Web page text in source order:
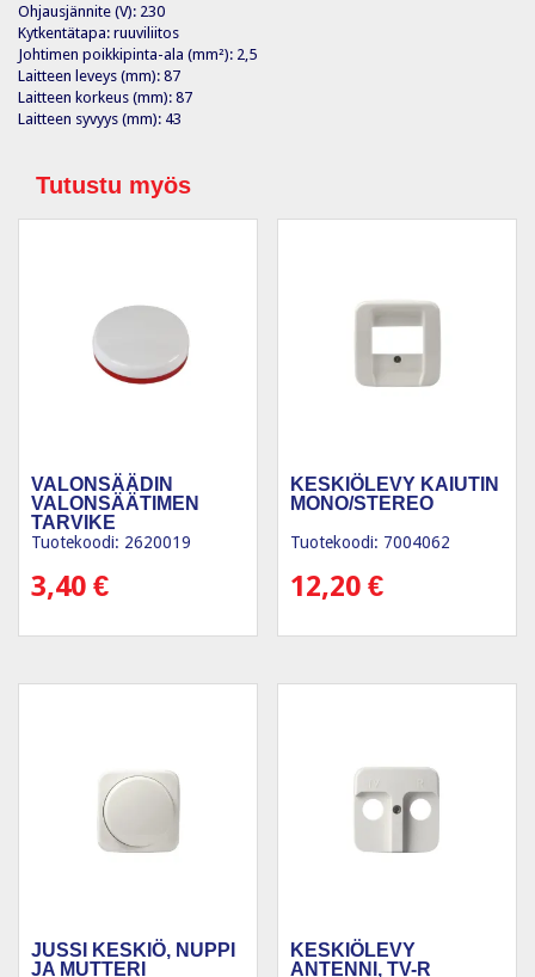
Ohjausjännite (V): 230
Kytkentätapa: ruuviliitos
Johtimen poikkipinta-ala (mm²): 2,5
Laitteen leveys (mm): 87
Laitteen korkeus (mm): 87
Laitteen syvyys (mm): 43
Tutustu myös
VALONSÄÄDIN
VALONSÄÄTIMEN
TARVIKE
Tuotekoodi: 2620019
3,40 €
KESKIÖLEVY KAIUTIN
MONO/STEREO
Tuotekoodi: 7004062
12,20€
JUSSI KESKIÖ, NUPPI
JA MUTTERI
KESKIÖLEVY
ANTENNI, TV-R